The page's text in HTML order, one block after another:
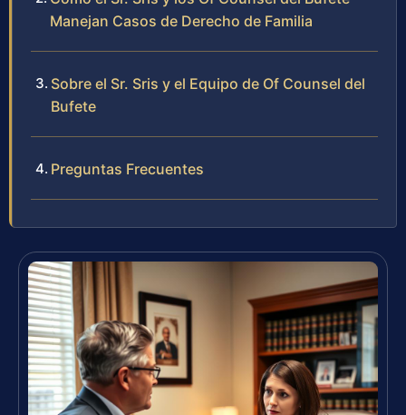
Manejan Casos de Derecho de Familia
Sobre el Sr. Sris y el Equipo de Of Counsel del
Bufete
Preguntas Frecuentes